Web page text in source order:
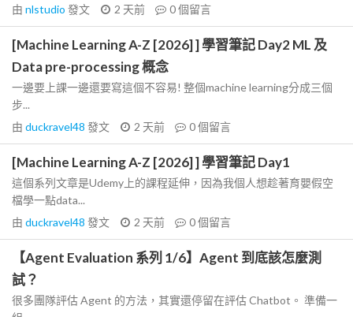
由 nlstudio 發文 2 天前 0個留言
[Machine Learning A-Z [2026] ] 學習筆記 Day2 ML 及
Data pre-processing 概念
一邊要上課一邊還要寫這個不容易! 整個machine learning分成三個
步...
由 duckravel48 發文 2 天前 0個留言
[Machine Learning A-Z [2026] ] 學習筆記 Day1
這個系列文章是Udemy上的課程延伸，因為我個人想趁著育嬰假空
檔學一點data...
由 duckravel48 發文 2 天前 0個留言
【Agent Evaluation 系列 1/6】Agent 到底該怎麼測
試？
很多團隊評估 Agent 的方法，其實還停留在評估 Chatbot。 準備一